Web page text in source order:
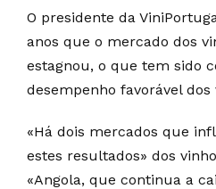
O presidente da
anos que o mercado dos
estagnou, o que tem sido
desempenho favorável dos
«Há dois mercados que
estes resultados» dos
«Angola, que continua a